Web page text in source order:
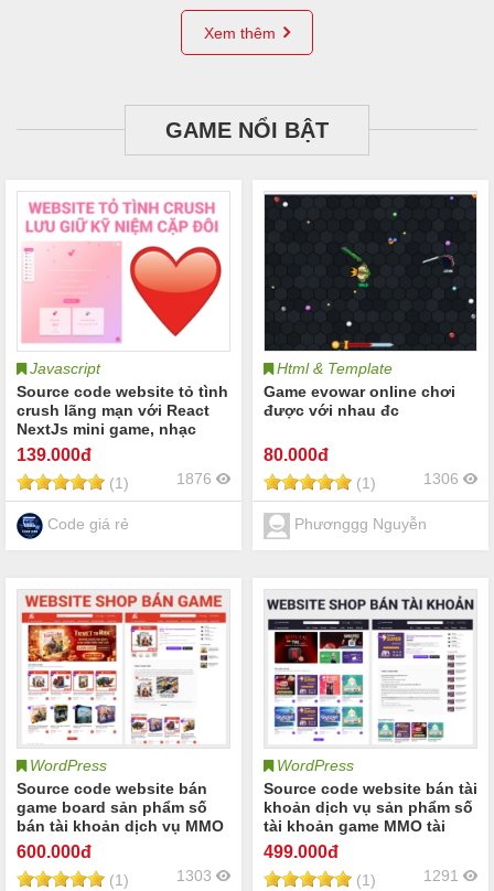
Xem thêm
GAME NỔI BẬT
Javascript
Source code website tỏ tình
crush lãng mạn với React
NextJs mini game, nhạc
nền, tính toán tình yêu thư
tình kỷ niệm Tỏ tình với
crush tỏ tình người yêu
139.000đ
(1) 1876
Code giá rẻ
Html & Template
Game evowar online chơi
được với nhau đc
80.000đ
(1) 1306
Phươnggg Nguyễn
WordPress
Source code website bán
game board sản phẩm số
bán tài khoản dịch vụ MMO
| Bán key bản quyền phần
mềm tài khoản tool dịch vụ
số | Game acc game vật
600.000đ
(1) 1303
WordPress
Source code website bán tài
khoản dịch vụ sản phẩm số
tài khoản game MMO tài
khoản AI như ChatGPT
Gemini Grok | Nâng cấp Tài
khoản Canva tài khoản
499.000đ
(1) 1291